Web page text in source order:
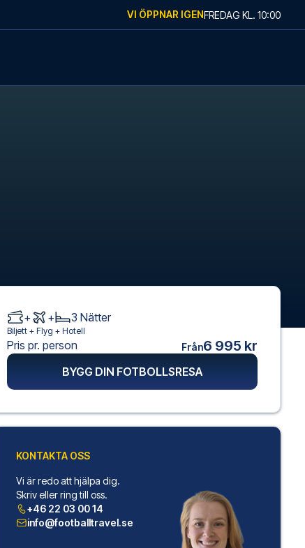
VI ÖPPNAR IGENFREDAG KL. 10:00
+ + 3 Nätter
Biljett + Flyg + Hotell
Pris pr. person Från6 995 kr
BYGG DIN FOTBOLLSRESA
KONTAKTA OSS
Vi är redo att hjälpa dig.
Skriv eller ring till oss.
+46 22 03 00 14
info@footballtravel.se